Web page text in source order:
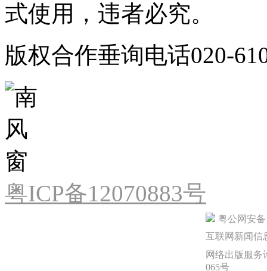
式使用，违者必究。
版权合作垂询电话020-
粤ICP备12070883号
粤公网安备
互联网新闻信
网络出版服务
065号